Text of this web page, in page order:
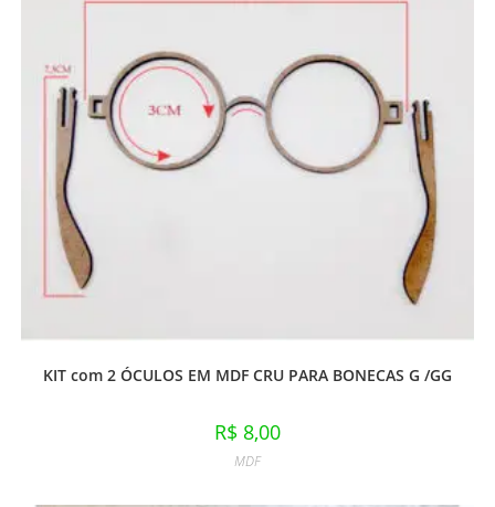
KIT com 2 ÓCULOS EM MDF CRU PARA BONECAS G /GG
R$ 8,00
MDF